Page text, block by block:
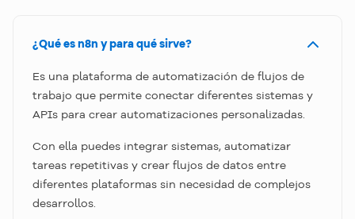
¿Qué es n8n y para qué sirve?
Es una plataforma de automatización de flujos de
trabajo que permite conectar diferentes sistemas y
APIs para crear automatizaciones personalizadas.
Con ella puedes integrar sistemas, automatizar
tareas repetitivas y crear flujos de datos entre
diferentes plataformas sin necesidad de complejos
desarrollos.